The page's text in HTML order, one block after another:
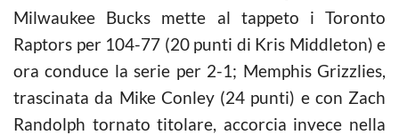
Milwaukee Bucks mette al tappeto i Toronto
Raptors per 104-77 (20 punti di Kris Middleton) e
ora conduce la serie per 2-1; Memphis Grizzlies,
trascinata da Mike Conley (24 punti) e con Zach
Randolph tornato titolare, accorcia invece nella